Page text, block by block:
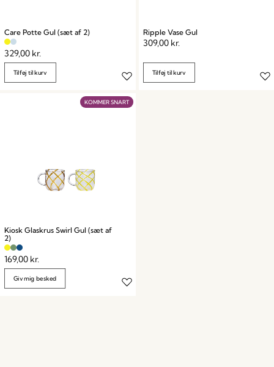
Care Potte Gul (sæt af 2)
329,00 kr.
Tilføj til kurv
Ripple Vase Gul
309,00 kr.
Tilføj til kurv
KOMMER SNART
Kiosk Glaskrus Swirl Gul (sæt af
2)
169,00 kr.
Giv mig besked